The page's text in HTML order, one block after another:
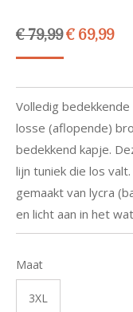
€79,99
€ 79,99.
€ 69,99
€
Volledig
losse (aflopende)
bedekkend kapje.
lijn tuniek die los
gemaakt van lycra
en licht aan in het
Maat
3XL